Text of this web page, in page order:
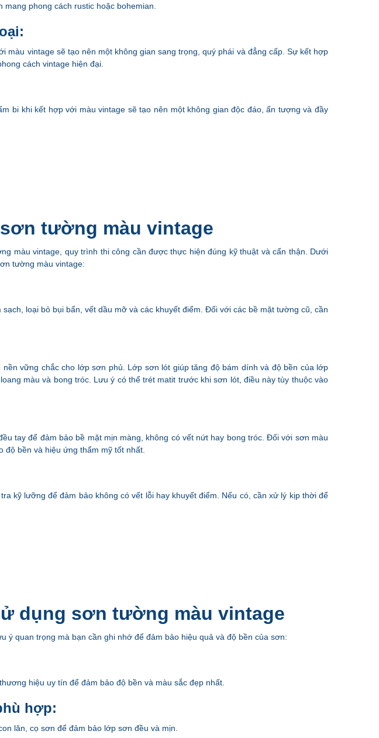
phong cách rustic hoặc bohemian.
màu vintage sẽ tạo nên một không gian sang trọng, quý phái và đẳng cấp. Sự kết hợp
cách vintage hiện đại.
bi khi kết hợp với màu vintage sẽ tạo nên một không gian độc đáo, ấn tượng và đầy
tường màu vintage
màu vintage, quy trình thi công cần được thực hiện đúng kỹ thuật và cẩn thận. Dưới
tường màu vintage:
loại bỏ bụi bẩn, vết dầu mỡ và các khuyết điểm. Đối với các bề mặt tường cũ, cần
vững chắc cho lớp sơn phủ. Lớp sơn lót giúp tăng độ bám dính và độ bền của lớp
màu và bong tróc. Lưu ý có thể trét matit trước khi sơn lót, điều này tùy thuộc vào
tay để đảm bảo bề mặt mịn màng, không có vết nứt hay bong tróc. Đối với sơn màu
bền và hiệu ứng thẩm mỹ tốt nhất.
kỹ lưỡng để đảm bảo không có vết lỗi hay khuyết điểm. Nếu có, cần xử lý kịp thời để
dụng sơn tường màu vintage
ý quan trọng mà bạn cần ghi nhớ để đảm bảo hiệu quả và độ bền của sơn:
hiệu uy tín để đảm bảo độ bền và màu sắc đẹp nhất.
hợp:
lăn, cọ sơn để đảm bảo lớp sơn đều và mịn.